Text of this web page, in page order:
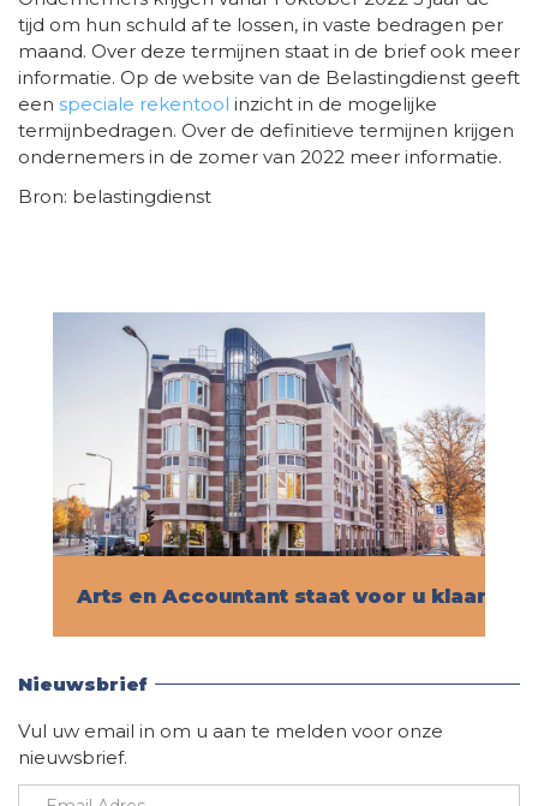
tijd om hun schuld af te lossen, in vaste bedragen per
maand. Over deze termijnen staat in de brief ook meer
informatie. Op de website van de Belastingdienst geeft
een speciale rekentool inzicht in de mogelijke
termijnbedragen. Over de definitieve termijnen krijgen
ondernemers in de zomer van 2022 meer informatie.
Bron: belastingdienst
Arts en Accountant staat voor u klaar!
Nieuwsbrief
Vul uw email in om u aan te melden voor onze
nieuwsbrief.